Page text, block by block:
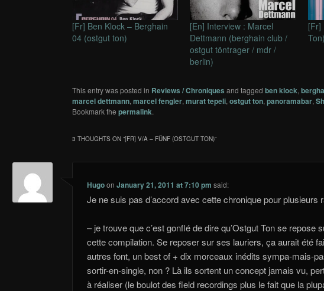
[Fr] Ben Klock – Berghain
04 (ostgut ton)
[En] Interview : Marcel
Dettmann (berghain club /
ostgut töntrager / mdr /
berlin)
[Fr]
Ton)
This entry was posted in Reviews / Chroniques and tagged ben klock,
marcel dettmann, marcel fengler, murat tepeli, ostgut ton, panoramabar,
Bookmark the permalink.
3 THOUGHTS ON “[FR] V/A – FÜNF (OSTGUT TON)”
HugoonJanuary 21, 2011 at 7:10 pm said:
Je ne suis pas d’accord avec cette chronique pour plusieurs
– je trouve que c’est gonflé de dire qu’Ostgut Ton se repose
cette compilation. Se reposer sur ses lauriers, ça aurait été
autres font, un best of + dix morceaux inédits sympa-mais-
sortir-en-single, non ? Là ils sortent un concept jamais vu,
à réaliser (le boulot des field recordings plus le fait que la